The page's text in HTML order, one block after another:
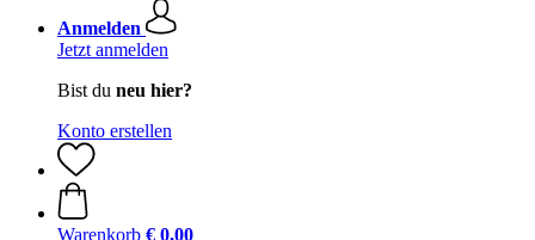
Anmelden
Jetzt anmelden
Bist du neu hier?
Konto erstellen
Warenkorb € 0,00